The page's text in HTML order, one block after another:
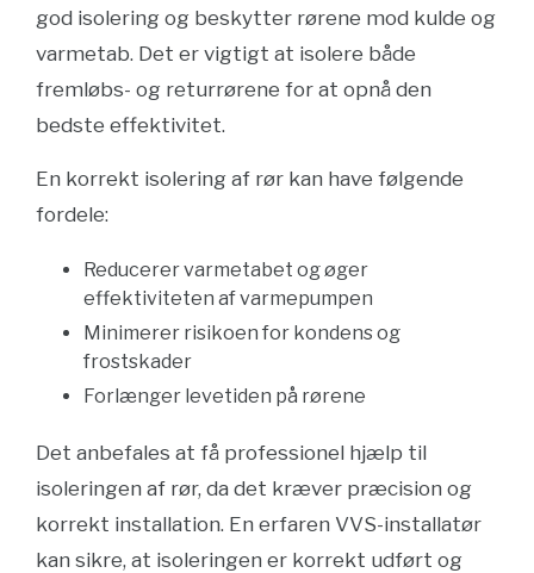
god isolering og beskytter rørene mod kulde og
varmetab. Det er vigtigt at isolere både
fremløbs- og returrørene for at opnå den
bedste effektivitet.
En korrekt isolering af rør kan have følgende
fordele:
Reducerer varmetabet og øger
effektiviteten af varmepumpen
Minimerer risikoen for kondens og
frostskader
Forlænger levetiden på rørene
Det anbefales at få professionel hjælp til
isoleringen af rør, da det kræver præcision og
korrekt installation. En erfaren VVS-installatør
kan sikre, at isoleringen er korrekt udført og